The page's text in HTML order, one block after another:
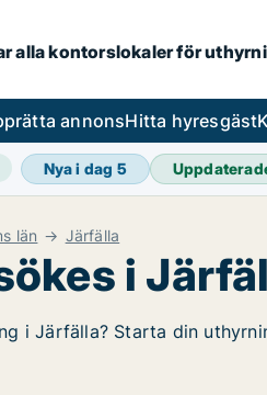
alla kontorslokaler för
annonsHitta hyresgäst
Nya i dag 5
län Järfälla
i
i Järfälla? Starta din